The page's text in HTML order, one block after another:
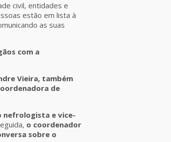
civil, entidades e
estão em lista à
as suas
com a
Vieira, também
de
nefrologista e vice-
o coordenador
sobre o